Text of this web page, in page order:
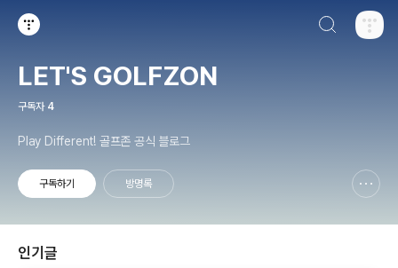
LET'S GOLFZON
구독자 4
Play Different! 골프존 공식 블로그
구독하기 방명록
인기글